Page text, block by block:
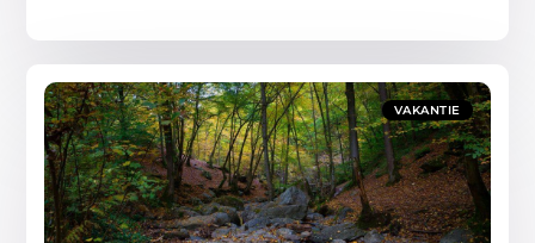
VAKANTIE